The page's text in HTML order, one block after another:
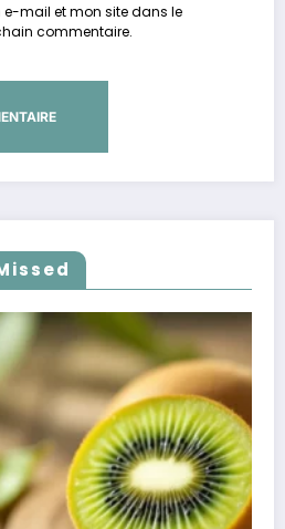
e-mail et mon site dans le
commentaire.